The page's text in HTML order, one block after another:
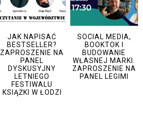
JAK NAPISAĆ
BESTSELLER?
ZAPROSZENIE NA
PANEL
DYSKUSYJNY
LETNIEGO
FESTIWALU
KSIĄŻKI W ŁODZI
SOCIAL MEDIA,
BOOKTOK I
BUDOWANIE
WŁASNEJ MARKI.
ZAPROSZENIE NA
PANEL LEGIMI